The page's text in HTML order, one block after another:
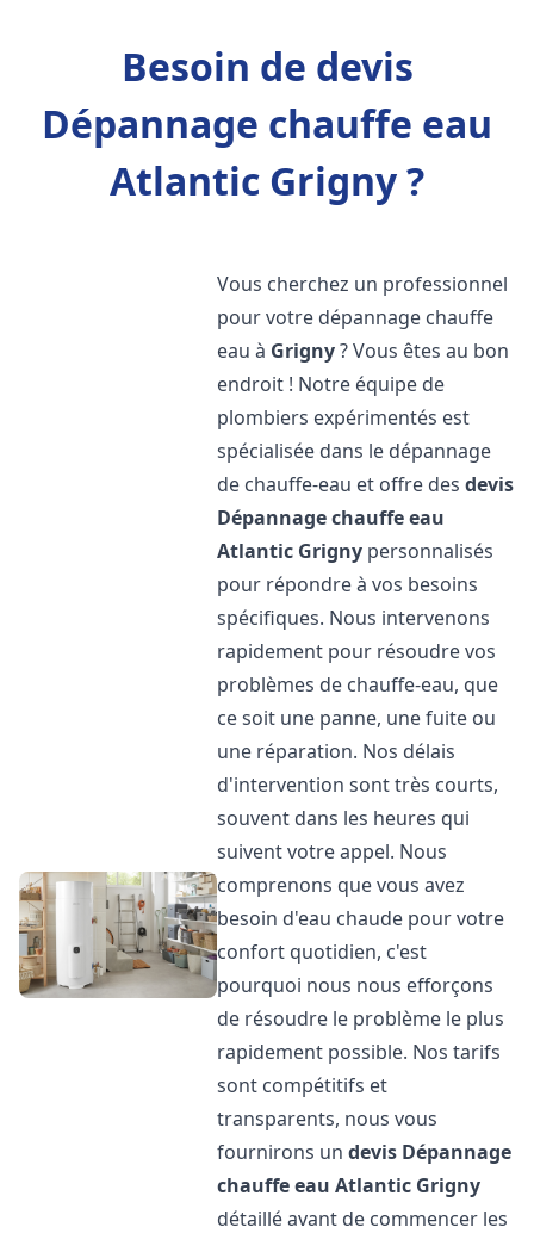
Besoin de devis
Dépannage chauffe eau
Atlantic Grigny ?
Vous cherchez un professionnel
pour votre dépannage chauffe
eau à Grigny? Vous êtes au bon
endroit ! Notre équipe de
plombiers expérimentés est
spécialisée dans le dépannage
de chauffe-eau et offre desdevis
Dépannage chauffe eau
Atlantic Grigny personnalisés
pour répondre à vos besoins
spécifiques. Nous intervenons
rapidement pour résoudre vos
problèmes de chauffe-eau, que
ce soit une panne, une fuite ou
une réparation. Nos délais
d'intervention sont très courts,
souvent dans les heures qui
suivent votre appel. Nous
comprenons que vous avez
besoin d'eau chaude pour votre
confort quotidien, c'est
pourquoi nous nous efforçons
de résoudre le problème le plus
rapidement possible. Nos tarifs
sont compétitifs et
transparents, nous vous
fournirons undevis Dépannage
chauffe eau Atlantic Grigny
détaillé avant de commencer les